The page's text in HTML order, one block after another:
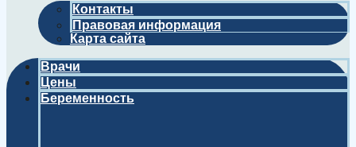
Контакты
Правовая информация
Карта сайта
Врачи
Цены
Беременность